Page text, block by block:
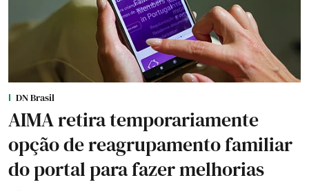
DN Brasil
AIMA retira temporariamente
opção de reagrupamento familiar
do portal para fazer melhorias